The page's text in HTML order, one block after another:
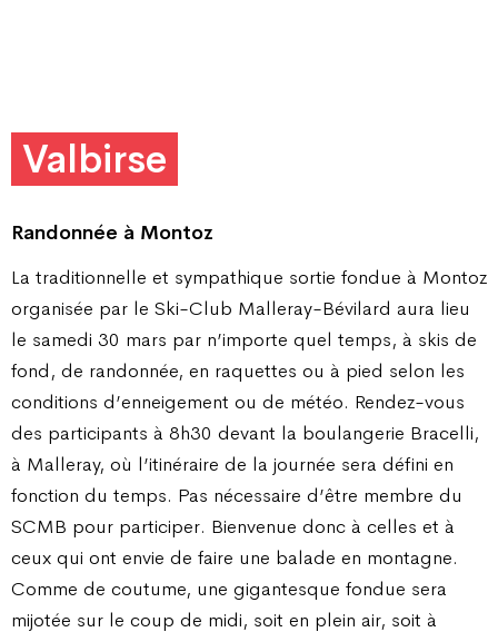
Valbirse
Randonnée à Montoz
La traditionnelle et sympathique sortie fondue à Montoz
organisée par le Ski-Club Malleray-Bévilard aura lieu
le samedi 30 mars par n’importe quel temps, à skis de
fond, de randonnée, en raquettes ou à pied selon les
conditions d’enneigement ou de météo. Rendez-vous
des participants à 8h30 devant la boulangerie Bracelli,
à Malleray, où l’itinéraire de la journée sera défini en
fonction du temps. Pas nécessaire d’être membre du
SCMB pour participer. Bienvenue donc à celles et à
ceux qui ont envie de faire une balade en montagne.
Comme de coutume, une gigantesque fondue sera
mijotée sur le coup de midi, soit en plein air, soit à